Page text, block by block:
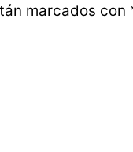
marcados con